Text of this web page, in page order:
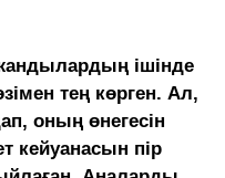
жандылардың ішінде
тең көрген. Ал,
оның өнегесін
кейуанасын пір